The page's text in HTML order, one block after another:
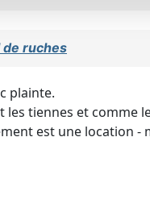
de ruches
plainte.
tiennes et comme
est une location